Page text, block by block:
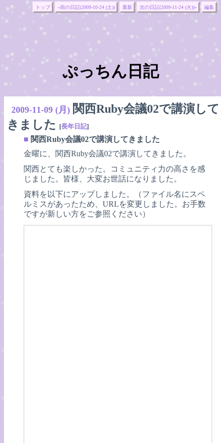
トップ «前の日記(2009-10-24 (土)) 最新 次の日記(2009-11-24 (火))» 編集
ぷっちん日記
2009-11-09 (月) 関西Ruby会議02で講演して
きました
[長年日記]
■ 関西Ruby会議02で講演してきました
金曜に、関西Ruby会議02で講演してきました。
関西とても楽しかった。コミュニティ力の高さを感
じました。皆様、大変お世話になりました。
資料を以下にアップしました。（ファイル名にスペ
ルミスがあったため、URLを変更しました。お手数
ですが新しい方をご参照ください）